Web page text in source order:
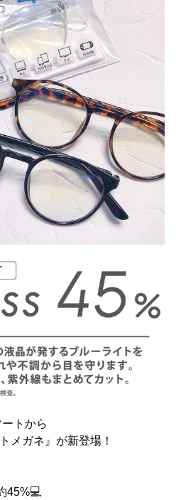
トから
メガネ』が新登場！
45%💻